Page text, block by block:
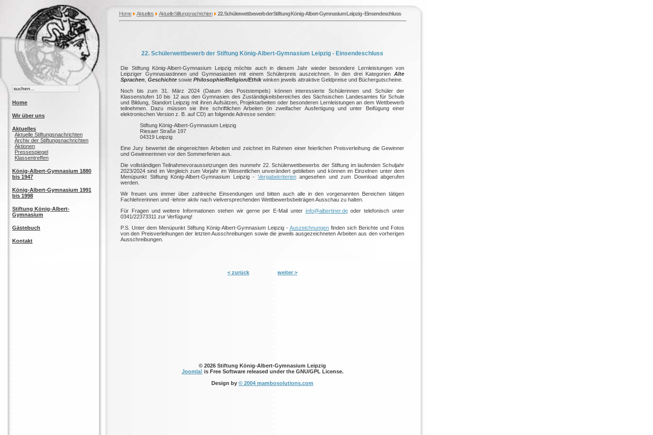
Home Aktuelles Aktuelle Stiftungsnachrichten 22. Schülerwettbewerb der Stiftung König-Albert-Gymnasium Leipzig - Einsendeschluss
Home
Wir über uns
Aktuelles
Aktuelle Stiftungsnachrichten
Archiv der Stiftungsnachrichten
Aktionen
Pressespiegel
Klassentreffen
König-Albert-Gymnasium 1880
bis 1947
König-Albert-Gymnasium 1991
bis 1998
Stiftung König-Albert-
Gymnasium
Gästebuch
Kontakt
22. Schülerwettbewerb der Stiftung König-Albert-Gymnasium Leipzig - Einsendeschluss
Die Stiftung König-Albert-Gymnasium Leipzig möchte auch in diesem Jahr wieder besondere Lernleistungen von
Leipziger Gymnasiastinnen und Gymnasiasten mit einem Schülerpreis auszeichnen. In den drei Kategorien Alte
Sprachen Geschichte sowie Philosophie/Religion/Ethikwinken jeweils attraktive Geldpreise und Büchergutscheine.
Noch bis zum 31. März 2024 (Datum des Poststempels) können interessierte Schülerinnen und Schüler der
Klassenstufen 10 bis 12 aus den Gymnasien des Zuständigkeitsbereiches des Sächsischen Landesamtes für Schule
und Bildung, Standort Leipzig mit ihren Aufsätzen, Projektarbeiten oder besonderen Lernleistungen an dem Wettbewerb
teilnehmen. Dazu müssen sie ihre schriftlichen Arbeiten (in zweifacher Ausfertigung und unter Beifügung einer
elektronischen Version z. B. auf CD) an folgende Adresse senden:
Stiftung König-Albert-Gymnasium Leipzig
Riesaer Straße 197
04319 Leipzig
Eine Jury bewertet die eingereichten Arbeiten und zeichnet im Rahmen einer feierlichen Preisverleihung die Gewinner
und Gewinnerinnen vor den Sommerferien aus.
Die vollständigen Teilnahmevoraussetzungen des nunmehr 22. Schülerwettbewerbs der Stiftung im laufenden Schuljahr
2023/2024 sind im Vergleich zum Vorjahr im Wesentlichen unverändert geblieben und können im Einzelnen unter dem
Menüpunkt Stiftung König-Albert-Gymnasium Leipzig - Vergabekriterienangesehen und zum Download abgerufen
werden.
Wir freuen uns immer über zahlreiche Einsendungen und bitten auch alle in den vorgenannten Bereichen tätigen
Fachlehrerinnen und -lehrer aktiv nach vielversprechenden Wettbewerbsbeiträgen Ausschau zu halten.
Für Fragen und weitere Informationen stehen wir gerne per E-Mail unter info@albertiner.deoder telefonisch unter
0341/22373311 zur Verfügung!
P.S. Unter dem Menüpunkt Stiftung König-Albert-Gymnasium Leipzig - Auszeichnungen finden sich Berichte und Fotos
von den Preisverleihungen der letzten Ausschreibungen sowie die jeweils ausgezeichneten Arbeiten aus den vorherigen
Ausschreibungen.
< zurück weiter >
© 2026 Stiftung König-Albert-Gymnasium Leipzig
Joomla! is Free Software released under the GNU/GPL License.
Design by © 2004 mambosolutions.com